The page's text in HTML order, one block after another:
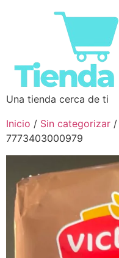
Una tienda cerca de ti
Inicio / Sin categorizar /
7773403000979